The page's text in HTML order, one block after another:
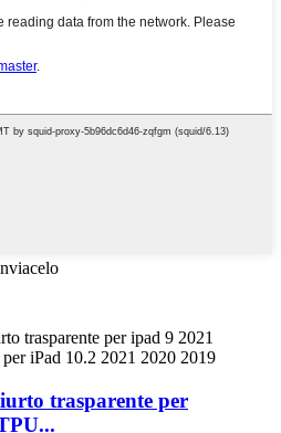
trasparente per